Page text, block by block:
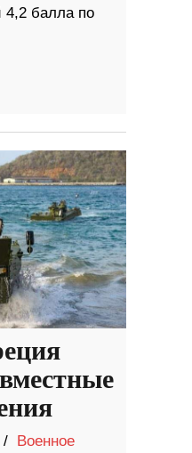
4,2 бaллa пo
/ Военное